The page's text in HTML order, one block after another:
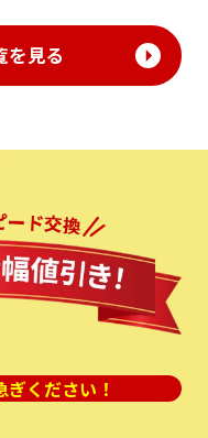
を見る
ください！